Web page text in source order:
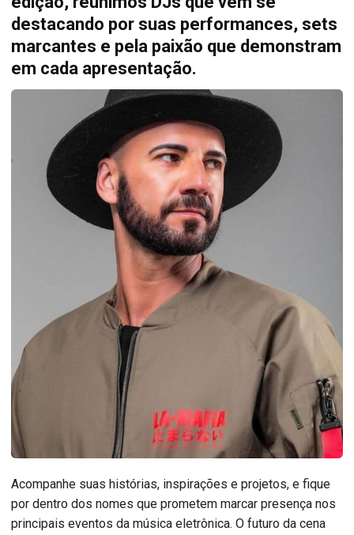
destacando por suas performances, sets
marcantes e pela paixão que demonstram
em cada apresentação.
Acompanhe suas histórias, inspirações e projetos, e fique
por dentro dos nomes que prometem marcar presença nos
principais eventos da música eletrônica. O futuro da cena